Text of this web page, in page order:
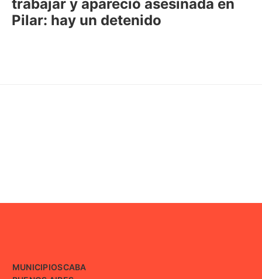
trabajar y apareció asesinada en
Pilar: hay un detenido
MUNICIPIOSCABA